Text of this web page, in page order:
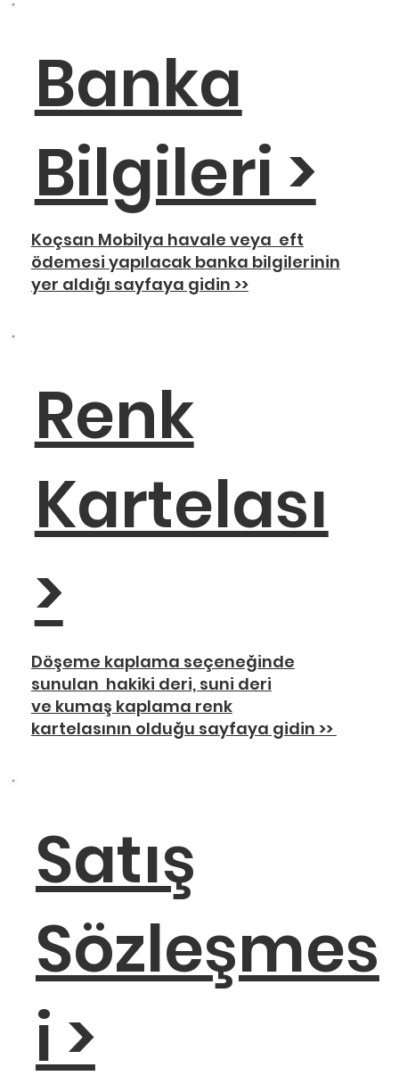
Banka
Bilgileri >
Koçsan Mobilya havale veya eft
ödemesi yapılacak banka bilgilerinin
yer aldığı sayfaya gidin >>
Renk
Kartelası
>
Döşeme kaplama seçeneğinde
sunulan hakiki deri, suni deri
ve kumaş kaplama renk
kartelasının olduğu sayfaya gidin >>
Satış
Sözleşmes
i >